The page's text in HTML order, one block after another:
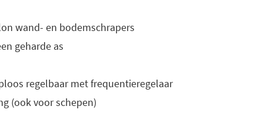
wand- en bodemschrapers
geharde as
regelbaar met frequentieregelaar
(ook voor schepen)